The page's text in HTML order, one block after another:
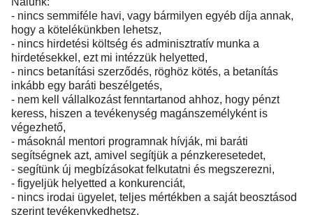
- nincs semmiféle havi, vagy bármilyen egyéb díja annak,
hogy a kötelékünkben lehetsz,
- nincs hirdetési költség és adminisztratív munka a
hirdetésekkel, ezt mi intézzük helyetted,
- nincs betanítási szerződés, röghöz kötés, a betanítás
inkább egy baráti beszélgetés,
- nem kell vállalkozást fenntartanod ahhoz, hogy pénzt
keress, hiszen a tevékenység magánszemélyként is
végezhető,
- másoknál mentori programnak hívják, mi baráti
segítségnek azt, amivel segítjük a pénzkeresetedet,
- segítünk új megbízásokat felkutatni és megszerezni,
- figyeljük helyetted a konkurenciát,
- nincs irodai ügyelet, teljes mértékben a saját beosztásod
szerint tevékenykedhetsz.